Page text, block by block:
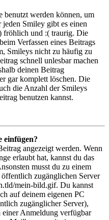
benutzt werden können, um
Smiley gibt es einen
fröhlich und :( traurig. Die
Verfassen eines Beitrags
Smileys nicht zu häufig zu
schnell unlesbar machen
deinen Beitrag
gar komplett löschen. Die
die Anzahl der Smileys
benutzen kannst.
einfügen?
angezeigt werden. Wenn
erlaubt hat, kannst du das
musst du zu einem
zugänglichen Server
mein-bild.gif. Du kannst
auf deinem eigenen PC
zugänglicher Server),
Anmeldung verfügbar